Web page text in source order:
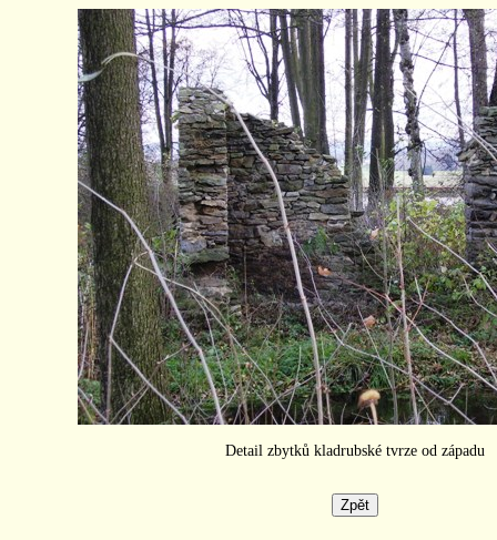
Detail zbytků kladrubské tvrze od západu